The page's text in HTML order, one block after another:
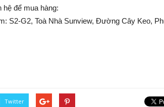
hệ để mua hàng:
S2-G2, Toà Nhà Sunview, Đường Cây Keo,
Twitter